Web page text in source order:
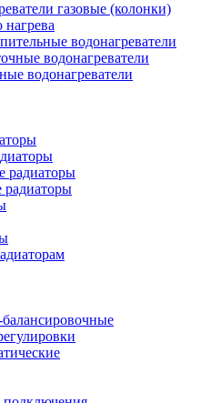
газовые (колонки)
водонагреватели
водонагреватели
водонагреватели
радиаторы
радиаторы